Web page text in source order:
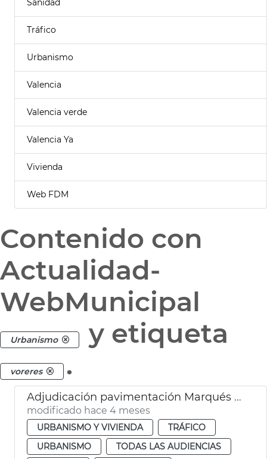
Tráfico
Urbanismo
Valencia
Valencia verde
Valencia Ya
Vivienda
Web FDM
Contenido con
Actualidad-
WebMunicipal
Urbanismo y etiqueta
voreres .
Adjudicación pavimentación Marqués del Turia y calles de València
modificado hace 4 meses
URBANISMO Y VIVIENDA
TRÁFICO
URBANISMO
TODAS LAS AUDIENCIAS